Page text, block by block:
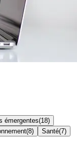
émergentes(18)
(8) Santé(7)